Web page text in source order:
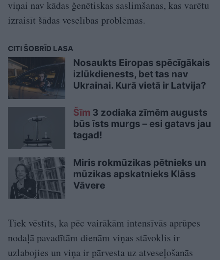
viņai nav kādas ģenētiskas saslimšanas, kas varētu
izraisīt šādas veselības problēmas.
CITI ŠOBRĪD LASA
Nosaukts Eiropas spēcīgākais
izlūkdienests, bet tas nav
Ukrainai. Kurā vietā ir Latvija?
Šīm 3 zodiaka zīmēm augusts
būs īsts murgs – esi gatavs jau
tagad!
Miris rokmūzikas pētnieks un
mūzikas apskatnieks Klāss
Vāvere
Tiek vēstīts, ka pēc vairākām intensīvās aprūpes
nodaļā pavadītām dienām viņas stāvoklis ir
uzlabojies un viņa ir pārvesta uz atveseļošanās